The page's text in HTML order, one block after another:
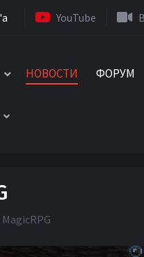
YouTube
НОВОСТИ ФОРУМ